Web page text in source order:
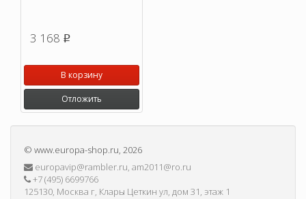
3 168 p
В корзину
Отложить
© www.europa-shop.ru, 2026
europavip@rambler.ru, am2011@ro.ru
+7 (495) 6699766
125130, Москва г, Клары Цеткин ул, дом 31, этаж 1